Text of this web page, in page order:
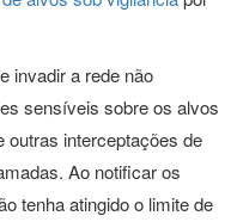
invadir a rede não
sensíveis sobre os alvos
outras interceptações de
Ao notificar os
tenha atingido o limite de